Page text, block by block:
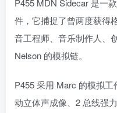
P455 MDN Sidecar 是一
件，它捕捉了曾两度获得
音工程师、音乐制作人、
Nelson 的模拟链。
P455 采用 Marc 的模拟
动立体声成像、2 总线强